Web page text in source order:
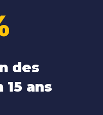
des
ans